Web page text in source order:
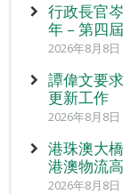
行政長官
年 – 第四
2026年8月8
譚偉文要
更新工作
2026年8月8日
港珠澳大
港澳物流
2026年8月8日